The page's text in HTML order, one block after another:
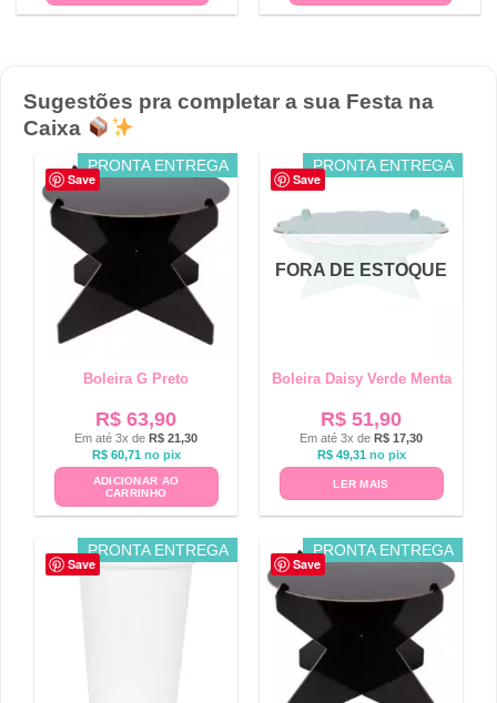
Sugestões pra completar a sua Festa na
Caixa
Save
PRONTA ENTREGA
Boleira G Preto
R$ 63,90
Em até 3x de R$ 21,30
R$60,71 no pix
ADICIONAR AO
CARRINHO
Save
PRONTA ENTREGA
FORA DE ESTOQUE
Boleira Daisy Verde Menta
R$ 51,90
Em até 3x de R$ 17,30
R$49,31 no pix
LER MAIS
Save
PRONTA ENTREGA
Save
PRONTA ENTREGA